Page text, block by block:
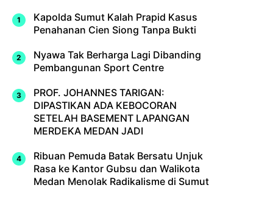
Kapolda Sumut Kalah Prapid Kasus
Penahanan Cien Siong Tanpa Bukti
Nyawa Tak Berharga Lagi Dibanding
Pembangunan Sport Centre
PROF. JOHANNES TARIGAN:
DIPASTIKAN ADA KEBOCORAN
SETELAH BASEMENT LAPANGAN
MERDEKA MEDAN JADI
Ribuan Pemuda Batak Bersatu Unjuk
Rasa ke Kantor Gubsu dan Walikota
Medan Menolak Radikalisme di Sumut